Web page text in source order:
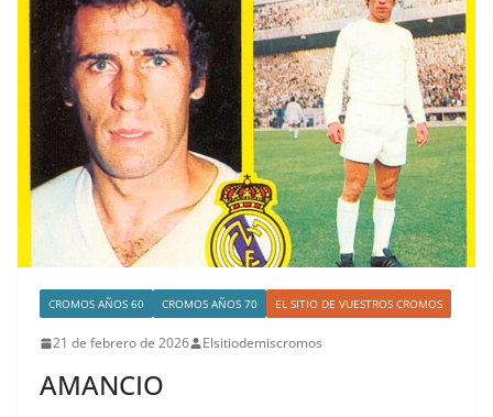
CROMOS AÑOS 60 CROMOS AÑOS 70 EL SITIO DE VUESTROS CROMOS
21 de febrero de 2026 Elsitiodemiscromos
AMANCIO